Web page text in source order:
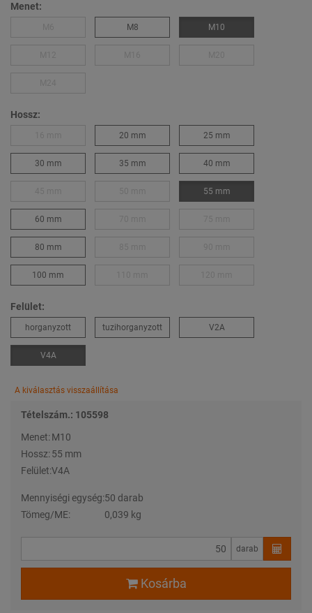
Menet:
M8 M10
Hossz:
20 mm 25 mm
30 mm 35 mm 40 mm
55 mm
60 mm
80 mm
100 mm
Felület:
horganyzott tuzihorganyzott V2A
V4A
A kiválasztás visszaállítása
Tételszám.: 105598
Menet: M10
Hossz: 55 mm
Felület:V4A
Mennyiségi egység:50 darab
Tömeg/ME:
0,039 kg
darab
Kosárba